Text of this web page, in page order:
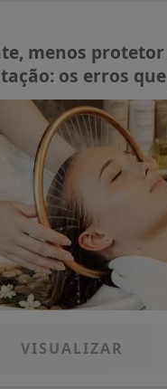
menos
os erros
VISUALIZAR